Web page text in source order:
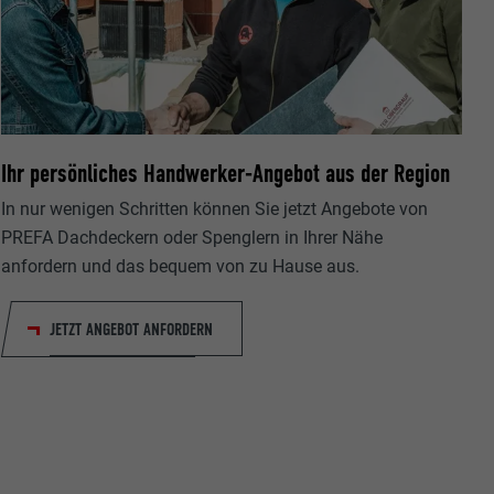
Ihr persönliches Handwerker-Angebot aus der Region
In nur wenigen Schritten können Sie jetzt Angebote von
PREFA Dachdeckern oder Spenglern in Ihrer Nähe
anfordern und das bequem von zu Hause aus.
JETZT ANGEBOT ANFORDERN
Daten
Webseite.